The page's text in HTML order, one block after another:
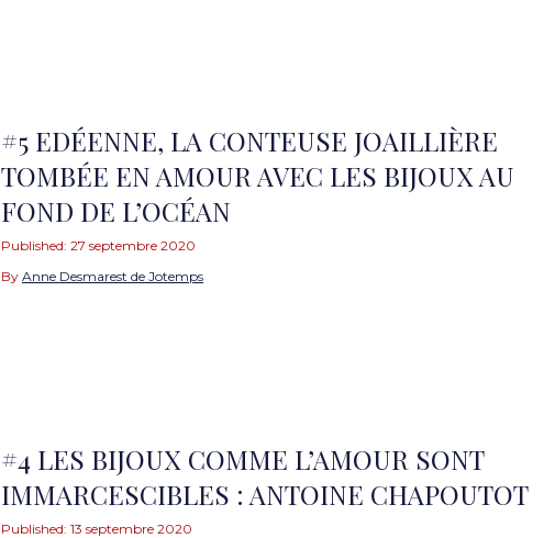
#5 EDÉENNE, LA CONTEUSE JOAILLIÈRE
TOMBÉE EN AMOUR AVEC LES BIJOUX AU
FOND DE L’OCÉAN
Published: 27 septembre 2020
By Anne Desmarest de Jotemps
#4 LES BIJOUX COMME L’AMOUR SONT
IMMARCESCIBLES : ANTOINE CHAPOUTOT
Published: 13 septembre 2020